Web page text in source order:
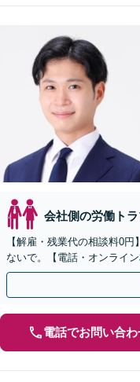
会社側の労働ト
【解雇・残業代の相談料0
ないで。【電話・オンライン
電話でお問い合わ